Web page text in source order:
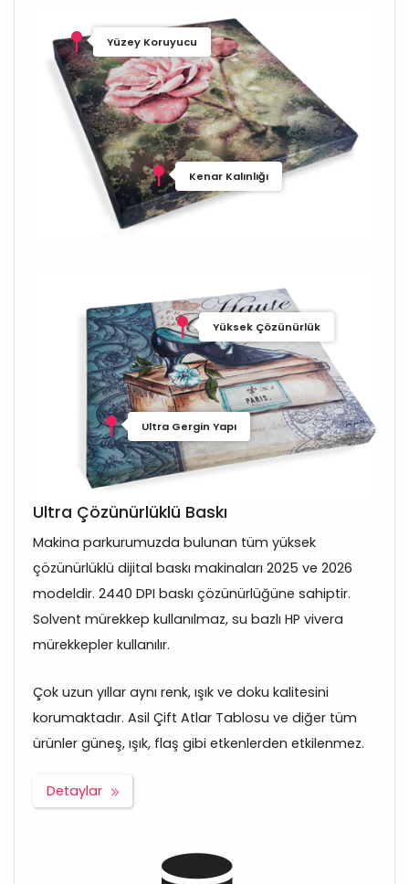
Yüzey Koruyucu
Kenar Kalınlığı
Yüksek Çözünürlük
Ultra Gergin Yapı
Ultra Çözünürlüklü Baskı
Makina parkurumuzda bulunan tüm yüksek
çözünürlüklü dijital baskı makinaları 2025 ve 2026
modeldir. 2440 DPI baskı çözünürlüğüne sahiptir.
Solvent mürekkep kullanılmaz, su bazlı HP vivera
mürekkepler kullanılır.
Çok uzun yıllar aynı renk, ışık ve doku kalitesini
korumaktadır. Asil Çift Atlar Tablosu ve diğer tüm
ürünler güneş, ışık, flaş gibi etkenlerden etkilenmez.
Detaylar